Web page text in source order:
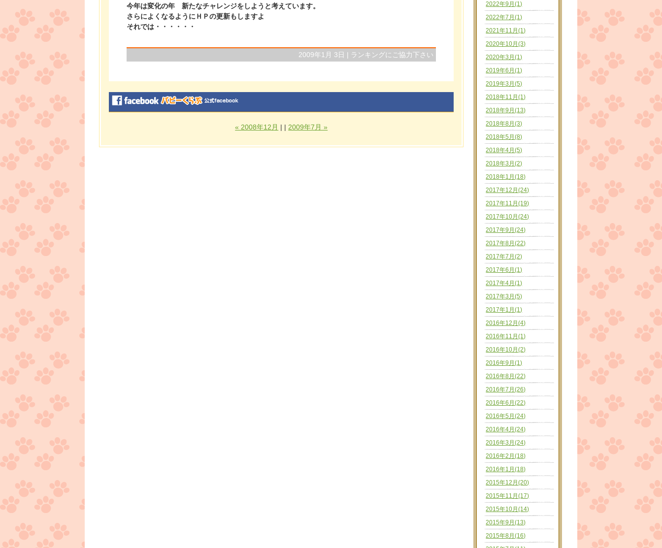
今年は変化の年 新たなチャレンジをしようと考えています。
さらによくなるようにＨＰの更新もしますよ
それでは・・・・・・
2009年1月 3日 | ランキングにご協力下さい
« 2008年12月 | | 2009年7月 »
2022年9月(1)
2022年7月(1)
2021年11月(1)
2020年10月(3)
2020年3月(1)
2019年6月(1)
2019年3月(5)
2018年11月(1)
2018年9月(13)
2018年8月(3)
2018年5月(8)
2018年4月(5)
2018年3月(2)
2018年1月(18)
2017年12月(24)
2017年11月(19)
2017年10月(24)
2017年9月(24)
2017年8月(22)
2017年7月(2)
2017年6月(1)
2017年4月(1)
2017年3月(5)
2017年1月(1)
2016年12月(4)
2016年11月(1)
2016年10月(2)
2016年9月(1)
2016年8月(22)
2016年7月(26)
2016年6月(22)
2016年5月(24)
2016年4月(24)
2016年3月(24)
2016年2月(18)
2016年1月(18)
2015年12月(20)
2015年11月(17)
2015年10月(14)
2015年9月(13)
2015年8月(16)